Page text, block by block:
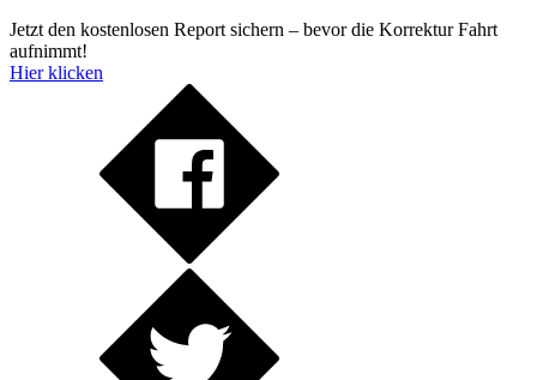
Jetzt den kostenlosen Report sichern – bevor die Korrektur Fahrt
aufnimmt!
Hier klicken